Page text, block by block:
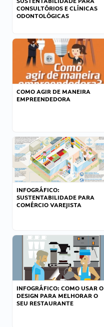
CONSULTÓRIOS E CLÍNICAS
ODONTOLÓGICAS
COMO AGIR DE MANEIRA
EMPREENDEDORA
INFOGRÁFICO:
SUSTENTABILIDADE PARA
COMÉRCIO VAREJISTA
INFOGRÁFICO: COMO USAR O
DESIGN PARA MELHORAR O
SEU RESTAURANTE